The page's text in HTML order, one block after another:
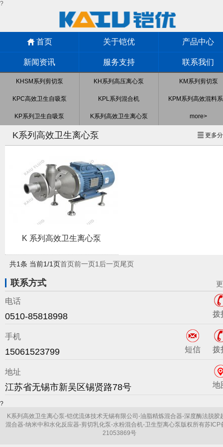
?
首页 关于铠优 产品中心
新闻资讯 服务支持 联系我们
KHSM系列剪切泵 KH系列高压离心泵 KM系列剪切泵
KPC高效卫生自吸泵 KPL系列混合机 KPM系列高效混料
KP系列卫生自吸泵 K系列高效卫生离心泵 more>
更多
K系列高效卫生离心泵
K 系列高效卫生离心泵
共1条 当前1/1页首页前一页1 后一页尾页
联系方式
电话
0510-85818998 拨
手机
15061523799 拨
短信
地址
江苏省无锡市新吴区锡贤路78号 地
?
K系列高效卫生离心泵-铠优流体技术无锡有限公司-油脂精炼混合器-深度酶法脱胶
混合器-纳米中和水化反应器-剪切乳化泵-水粉混合机-卫生型离心泵版权所有苏ICP
21053869号